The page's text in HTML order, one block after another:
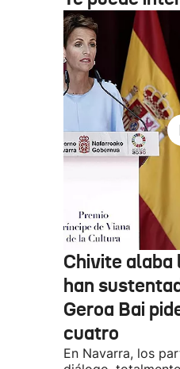
Chivite alaba
han
Geroa Bai
cuatro
En Navarra, los